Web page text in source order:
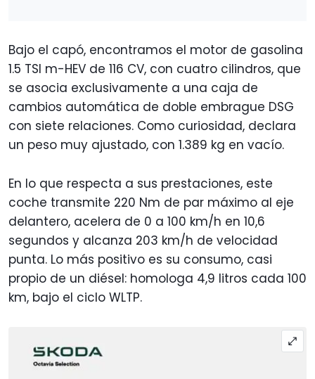
Bajo el capó, encontramos el motor de gasolina
1.5 TSI m-HEV de 116 CV, con cuatro cilindros, que
se asocia exclusivamente a una caja de
cambios automática de doble embrague DSG
con siete relaciones. Como curiosidad, declara
un peso muy ajustado, con 1.389 kg en vacío.
En lo que respecta a sus prestaciones, este
coche transmite 220 Nm de par máximo al eje
delantero, acelera de 0 a 100 km/h en 10,6
segundos y alcanza 203 km/h de velocidad
punta. Lo más positivo es su consumo, casi
propio de un diésel: homologa 4,9 litros cada 100
km, bajo el ciclo WLTP.